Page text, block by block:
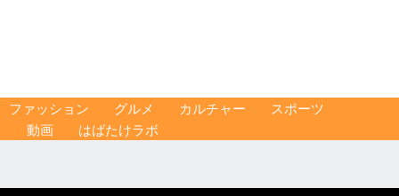
ファッション グルメ カルチャー
スポーツ
動画 はばたけラボ